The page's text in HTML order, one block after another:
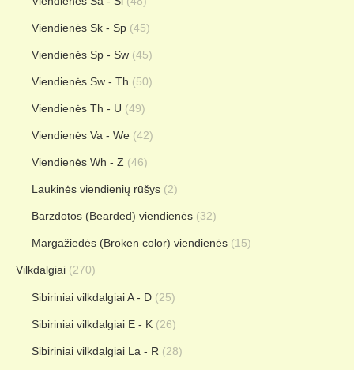
Viendienės Sk - Sp (45)
Viendienės Sp - Sw (45)
Viendienės Sw - Th (50)
Viendienės Th - U (49)
Viendienės Va - We (42)
Viendienės Wh - Z (46)
Laukinės viendienių rūšys (2)
Barzdotos (Bearded) viendienės (32)
Margažiedės (Broken color) viendienės (15)
Vilkdalgiai (270)
Sibiriniai vilkdalgiai A - D (25)
Sibiriniai vilkdalgiai E - K (26)
Sibiriniai vilkdalgiai La - R (28)